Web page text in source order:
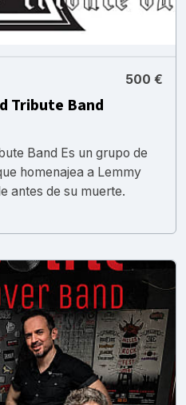
500 €
Tribute Band
Band Es un grupo de
homenajea a Lemmy
antes de su muerte.